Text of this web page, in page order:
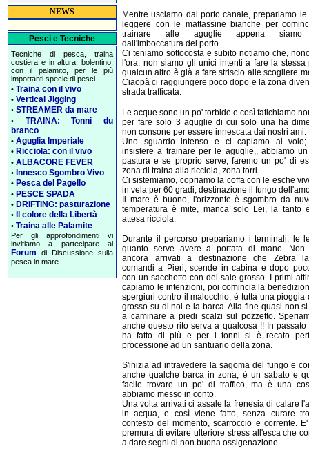
NEWS
Pesci e Tecniche
Tecniche di pesca, traina
costiera e in altura, bolentino,
con il palamito, per le più
importanti specie di pesci.
• Traina con il vivo
• Vertical Jigging
• STREAMER da mare
• TRAINA: Tonni du
branco
• Aguglia Imperiale
• Ricciola: con il vivo
• ALBACORE FEVER
• Innesco Sgombro Vivo
• Pesca del Pagello
• PESCE SPADA
• DRIFTING: pasturazione
• Il colore della Libertà
• Traina alle Palamite
Per gli approfondimenti vi
invitiamo a partecipare al
Forum di Discussione sulla
pesca in mare.
Mentre usciamo dal porto canale, prepariamo le
leggere con le mattassine bianche per
trainare alle aguglie appena siamo
dall'imboccatura del porto.
Ci teniamo sottocosta e subito notiamo che,
l'ora, non siamo gli unici intenti a fare la stessa
qualcun altro è già a fare striscio alle scogliere
Ciaopà ci raggiungere poco dopo e la zona
strada trafficata.
Le acque sono un po' torbide e così fatichiamo
per fare solo 3 aguglie di cui solo una ha
non consone per essere innescata dai nostri ami.
Uno sguardo intenso e ci capiamo al volo;
insistere a trainare per le aguglie,, abbiamo
pastura e se proprio serve, faremo un po' di
zona di traina alla ricciola, zona torri.
Ci sistemiamo, copriamo la coffa con le esche
in vela per 60 gradi, destinazione il fungo
Il mare è buono, l'orizzonte è sgombro da
temperatura è mite, manca solo Lei, la tanto
attesa ricciola.
Durante il percorso prepariamo i terminali, le
quanto serve avere a portata di mano. Non
ancora arrivati a destinazione che Zebra
comandi a Pieri, scende in cabina e dopo
con un sacchetto con del sale grosso. I primi
capiamo le intenzioni, poi comincia la
spergiuri contro il malocchio; è tutta una pioggia
grosso su di noi e la barca. Alla fine quasi non
a caminare a piedi scalzi sul pozzetto.
anche questo rito serva a qualcosa !! In passato
ha fatto di più e per i tonni si è recato
processione ad un santuario della zona.
S'inizia ad intravedere la sagoma del fungo e
anche qualche barca in zona; è un sabato e
facile trovare un po' di traffico, ma è una
abbiamo messo in conto.
Una volta arrivati ci assale la frenesia di calare
in acqua, e così viene fatto, senza curare
contesto del momento, scarroccio e corrente.
premura di evitare ulteriore stress all'esca che
a dare segni di non buona ossigenazione.